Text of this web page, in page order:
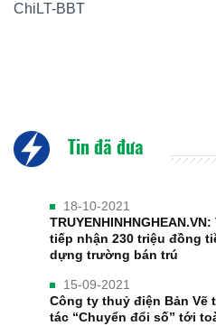
ChiLT-BBT
Tin đã đưa
18-10-2021
tiếp nhận 230 triệu đồng
dựng trường bán trú
15-09-2021
Công ty thuỷ điện Bản Vẽ
tác “Chuyển đổi số” tới